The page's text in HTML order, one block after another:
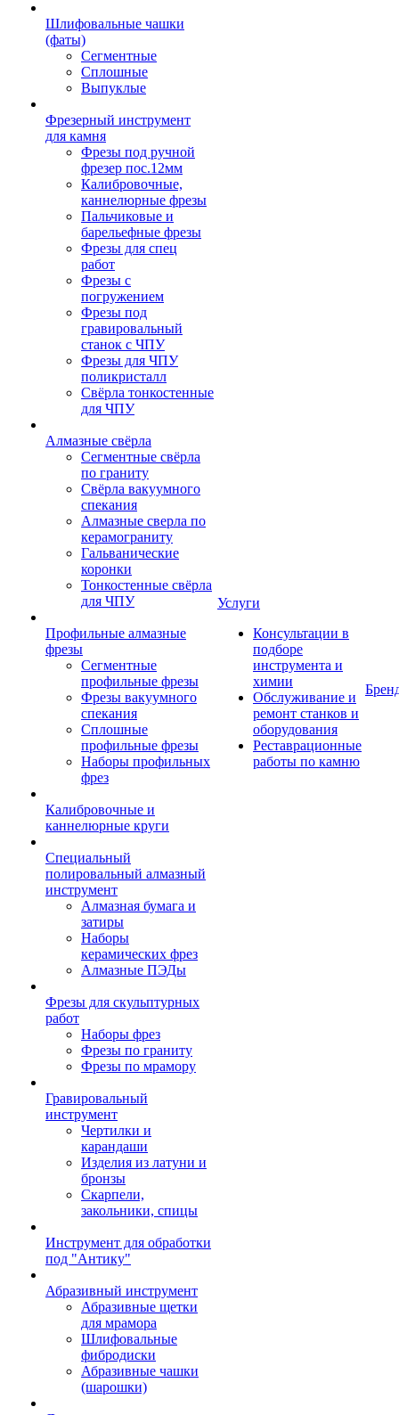
Шлифовальные чашки
(фаты)
Сегментные
Сплошные
Выпуклые
Фрезерный инструмент
для камня
Фрезы под ручной
фрезер пос.12мм
Калибровочные,
каннелюрные фрезы
Пальчиковые и
барельефные фрезы
Фрезы для спец
работ
Фрезы с
погружением
Фрезы под
гравировальный
станок с ЧПУ
Фрезы для ЧПУ
поликристалл
Свёрла тонкостенные
для ЧПУ
Алмазные свёрла
Сегментные свёрла
по граниту
Свёрла вакуумного
спекания
Алмазные сверла по
керамограниту
Гальванические
коронки
Тонкостенные свёрла
для ЧПУ
Профильные алмазные
фрезы
Сегментные
профильные фрезы
Фрезы вакуумного
спекания
Сплошные
профильные фрезы
Наборы профильных
фрез
Калибровочные и
каннелюрные круги
Специальный
полировальный алмазный
инструмент
Алмазная бумага и
затиры
Наборы
керамических фрез
Алмазные ПЭДы
Фрезы для скульптурных
работ
Наборы фрез
Фрезы по граниту
Фрезы по мрамору
Гравировальный
инструмент
Чертилки и
карандаши
Изделия из латуни и
бронзы
Скарпели,
закольники, спицы
Инструмент для обработки
под "Антику"
Абразивный инструмент
Абразивные щетки
для мрамора
Шлифовальные
фибродиски
Абразивные чашки
(шарошки)
Услуги
Консультации в
подборе
инструмента и
химии
Обслуживание и
ремонт станков и
оборудования
Реставрационные
работы по камню